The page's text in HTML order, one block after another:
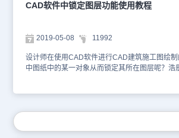
CAD软件中锁定图层功能使用教程
2019-05-08 11992
设计师在使用CAD软件进行CAD建筑施工图绘
中图纸中的某一对象从而锁定其所在图层呢？浩
示： 所以才去所见即操作的方式，选定一个对象的图层，并自动锁
定，是非常有效且直观的做法。下面将介绍两种
CAD绘图技巧：锁定图层 菜单位置：[通用工具